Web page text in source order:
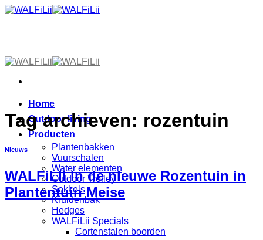
Skip
Home
Outdoor living
Producten
Plantenbakken
Vuurschalen
Water elementen
Outdoor Trolley
Sokkels
Kruidenbak
Hedges
WALFiLii Specials
Cortenstalen boorden
Tag archieven: rozentuin
Nieuws
WALFiLii in de nieuwe Rozentuin in
Plantentuin Meise